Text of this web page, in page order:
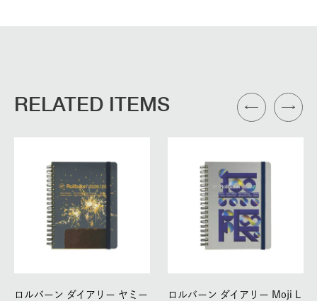
RELATED ITEMS
ロルバーン ダイアリー ヤミー
ロルバーン ダイアリー Moji L